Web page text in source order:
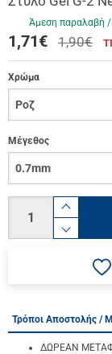
Άμεση παραλαβή
1,71€ 1,90€
Χρώμα
Μέγεθος
Τρόποι Αποστολής /
ΔΩΡΕΑΝ